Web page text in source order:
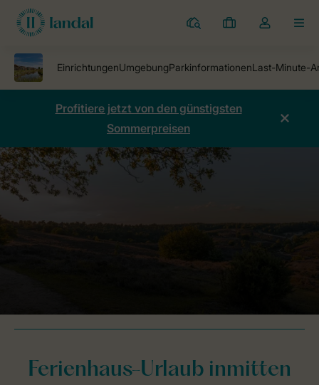
Ferienparks
Meine
Dropdown-
öffnen
Profitiere jetzt von den günstigsten
Sommerpreisen
Ferienparks Preise vergleichen
Ferienhaus-Urlaub inmitten